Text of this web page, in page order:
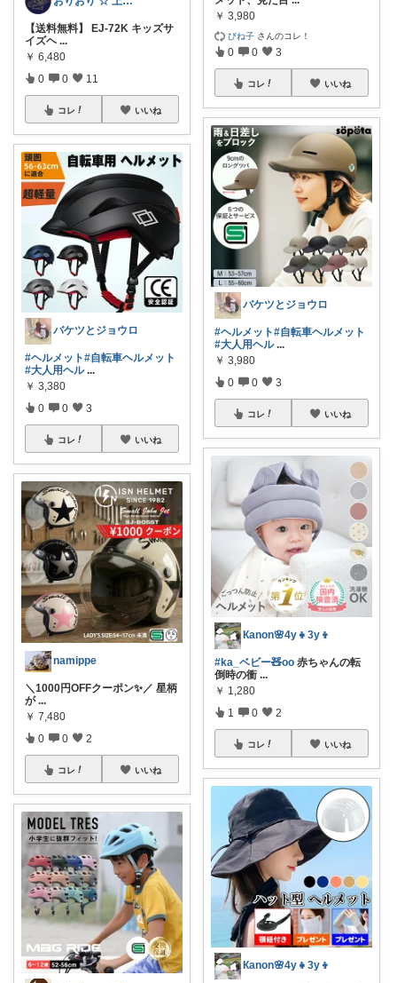
【送料無料】 EJ-72K キッズサ
イズヘ ...
￥ 6,480
0 0 11
コレ いいね
バケツとジョウロ
#ヘルメット#自転車ヘルメット
#大人用ヘル ...
￥ 3,380
0 0 3
コレ いいね
namippe
＼1000円OFFクーポン✨／ 星柄
が ...
￥ 7,480
0 0 2
コレ いいね
￥ 3,980
びね子 さんのコレ！
0 0 3
コレ いいね
バケツとジョウロ
#ヘルメット#自転車ヘルメット
#大人用ヘル ...
￥ 3,980
0 0 3
コレ いいね
Кanon🌸4y👧3y👦
#ka_ベビー🧸oo 赤ちゃんの転
倒時の衝 ...
￥ 1,280
1 0 2
コレ いいね
Кanon🌸4y👧3y👦